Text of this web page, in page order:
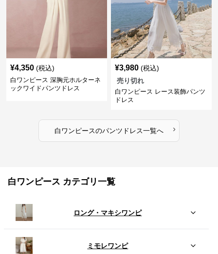
¥4,350 (税込)
白ワンピース 深胸元ホルターネ
ックワイドパンツドレス
¥3,980 (税込)
売り切れ
白ワンピース レース装飾パンツ
ドレス
白ワンピースのパンツドレス一覧へ ›
白ワンピース カテゴリ一覧
ロング・マキシワンピ
ミモレワンピ